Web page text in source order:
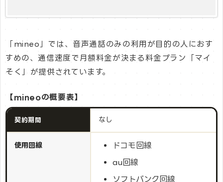
「mineo」では、音声通話のみの利用が目的の人におす
すめの、通信速度で月額料金が決まる料金プラン「マイ
そく」が提供されています。
【mineoの概要表】
契約期間 なし
使用回線
ドコモ回線
au回線
ソフトバンク回線